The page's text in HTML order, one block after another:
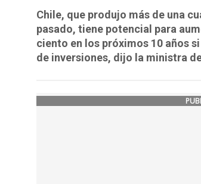
Chile, que produjo más de una
pasado, tiene potencial para
ciento en los próximos 10 años
de inversiones, dijo la ministra